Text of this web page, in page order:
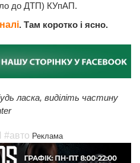
до ДТП) КУпАП.
. Там коротко і ясно.
ласка, виділіть частину
#авто Реклама